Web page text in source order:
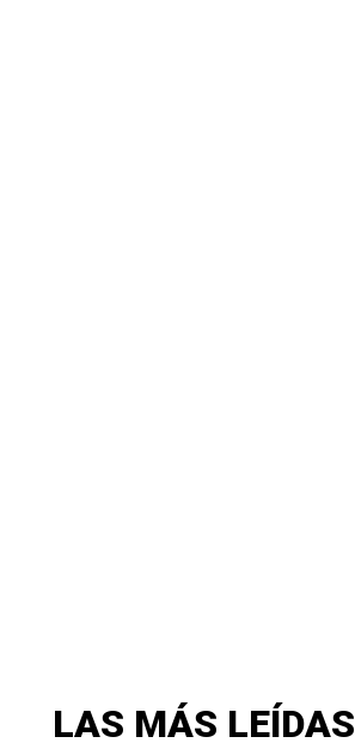
LAS MÁS LEÍDAS